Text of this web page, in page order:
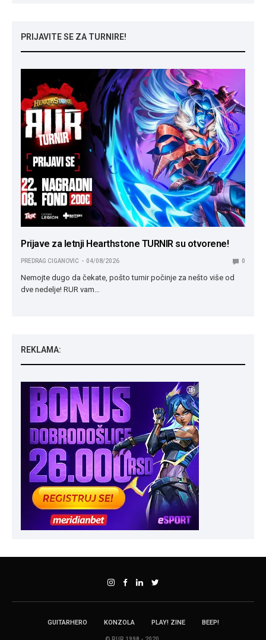
PRIJAVITE SE ZA TURNIRE!
Prijave za letnji Hearthstone TURNIR su otvorene!
PREDRAG CIGANOVIC 04/08/2026 0
Nemojte dugo da čekate, pošto turnir počinje za nešto više od
dve nedelje! RUR vam…
REKLAMA:
GUITARHERO KONZOLA PLAY! ZINE BEEP!